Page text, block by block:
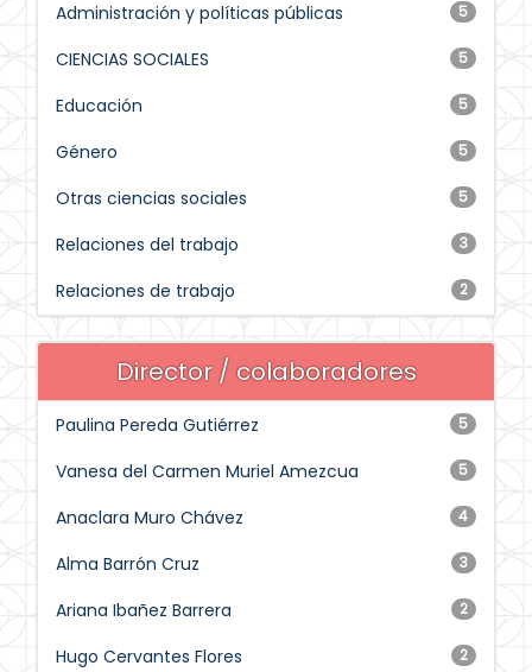
5
Administración y políticas públicas
5
CIENCIAS SOCIALES
5
Educación
5
Género
5
Otras ciencias sociales
3
Relaciones del trabajo
2
Relaciones de trabajo
Director / colaboradores
5
Paulina Pereda Gutiérrez
5
Vanesa del Carmen Muriel Amezcua
4
Anaclara Muro Chávez
3
Alma Barrón Cruz
2
Ariana Ibañez Barrera
2
Hugo Cervantes Flores